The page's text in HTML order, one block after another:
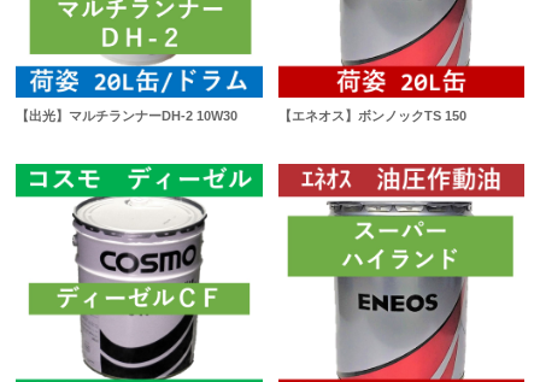
【出光】マルチランナーDH-2 10W30 【エネオス】ボンノックTS 150